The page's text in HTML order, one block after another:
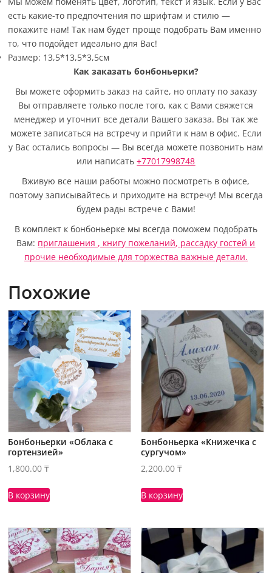
есть какие-то предпочтения по шрифтам и стилю —
покажите нам! Так нам будет проще подобрать Вам именно
то, что подойдет идеально для Вас!
Размер: 13,5*13,5*3,5см
Как заказать бонбоньерки?
Вы можете оформить заказ на сайте, но оплату по заказу
Вы отправляете только после того, как с Вами свяжется
менеджер и уточнит все детали Вашего заказа. Вы так же
можете записаться на встречу и прийти к нам в офис. Если
у Вас остались вопросы — Вы всегда можете позвонить нам
или написать+77017998748
Вживую все наши работы можно посмотреть в офисе,
поэтому записывайтесь и приходите на встречу! Мы всегда
будем рады встрече с Вами!
В комплект к бонбоньерке мы всегда поможем подобрать
Вам: приглашения , книгу пожеланий, рассадку гостей и
прочие необходимые для торжества важные детали.
Похожие
Бонбоньерки «Облака с
гортензией»
1,800.00₸
В корзину
Бонбоньерка «Книжечка с
сургучом»
2,200.00₸
В корзину